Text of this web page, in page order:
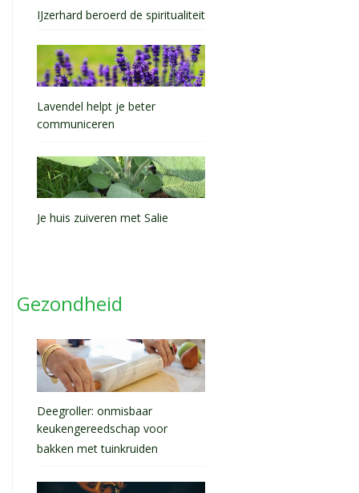
IJzerhard beroerd de spiritualiteit
Lavendel helpt je beter
communiceren
Je huis zuiveren met Salie
Gezondheid
Deegroller: onmisbaar
keukengereedschap voor
bakken met tuinkruiden